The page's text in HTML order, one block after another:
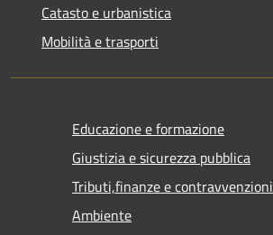
Catasto e urbanistica
Mobilità e trasporti
Educazione e formazione
Giustizia e sicurezza pubblica
Tributi,finanze e contravvenzioni
Ambiente